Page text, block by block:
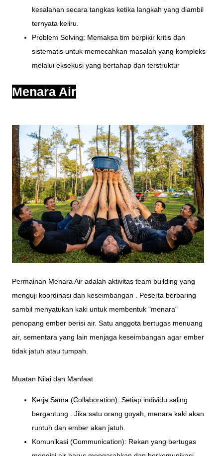
kesalahan secara tangkas ketika langkah yang diambil
ternyata keliru.
Problem Solving: Memaksa tim berpikir kritis dan
sistematis untuk memecahkan masalah yang kompleks
melalui eksekusi yang bertahap dan terstruktur
Menara Air
Permainan Menara Air adalah aktivitas team building yang
menguji koordinasi dan keseimbangan . Peserta berbaring
sambil menyatukan kaki untuk membentuk "menara"
penopang ember berisi air. Satu anggota bertugas menuang
air, sementara yang lain menjaga keseimbangan agar ember
tidak jatuh atau tumpah.
Muatan Nilai dan Manfaat
Kerja Sama (Collaboration): Setiap individu saling
bergantung . Jika satu orang goyah, menara kaki akan
runtuh dan ember akan jatuh.
Komunikasi (Communication): Rekan yang bertugas